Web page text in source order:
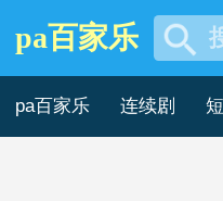
2000年故事
pa百家乐
pa百家乐 连续剧